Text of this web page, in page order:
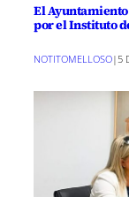
El
por el Instituto
NOTITOMELLOSO| 5